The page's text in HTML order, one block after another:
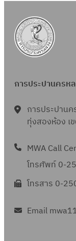
การประปานครห
การประปาน
ทุ่งสองห้อง เ
MWA Call
โทรศัพท์ 0-
โทรสาร 0-
Email